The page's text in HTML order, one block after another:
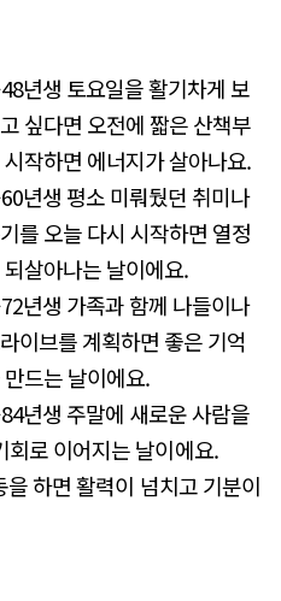
년생 토요일을 활기차게 보
싶다면 오전에 짧은 산책부
시작하면 에너지가 살아나요.
년생 평소 미뤄뒀던 취미나
를 오늘 다시 시작하면 열정
되살아나는 날이에요.
년생 가족과 함께 나들이나
이브를 계획하면 좋은 기억
만드는 날이에요.
년생 주말에 새로운 사람을
회로 이어지는 날이에요.
하면 활력이 넘치고 기분이